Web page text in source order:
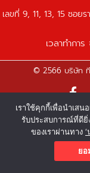
เลขที่ 9, 11, 13, 15 ซอ
เวลาทำกา
© 2566 บริษัท ที
F
a
c
e
b
o
o
เราใช้คุกกี้เพื่อนำเส
รับประสบการณ์ที่ดียิ่
ของเราผ่านทาง
ยอ